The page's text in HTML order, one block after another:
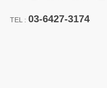
TEL : 03-6427-3174